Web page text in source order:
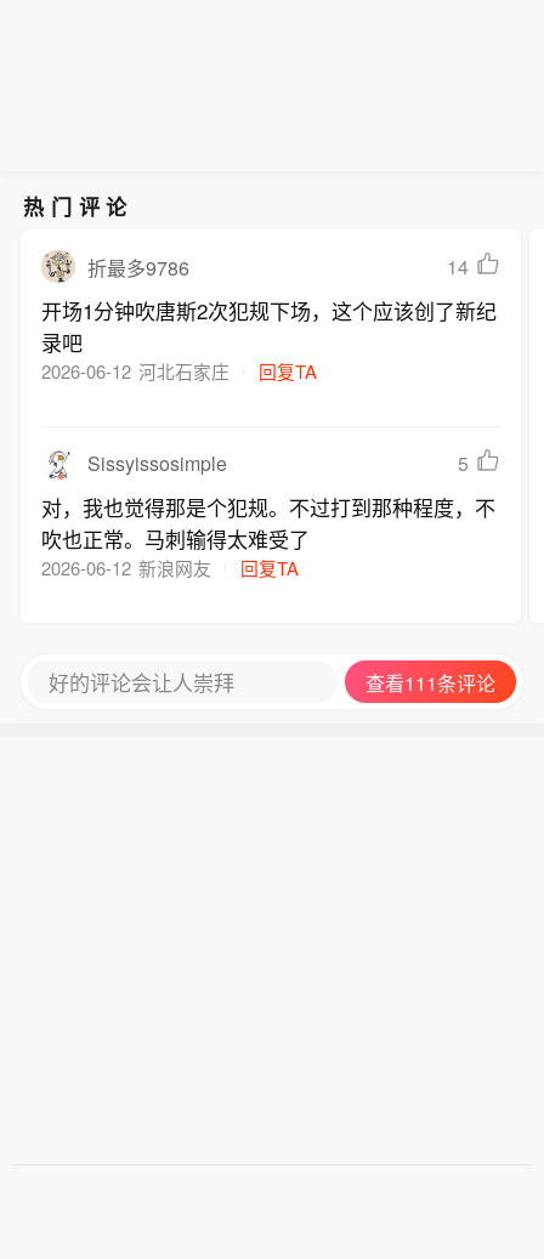
热门评论
折最多9786 14
开场1分钟吹唐斯2次犯规下场，这个应该创了新纪
录吧
2026-06-12 河北石家庄 回复TA
Sissyissosimple 5
对，我也觉得那是个犯规。不过打到那种程度，不
吹也正常。马刺输得太难受了
2026-06-12 新浪网友 回复TA
好的评论会让人崇拜 查看111条评论